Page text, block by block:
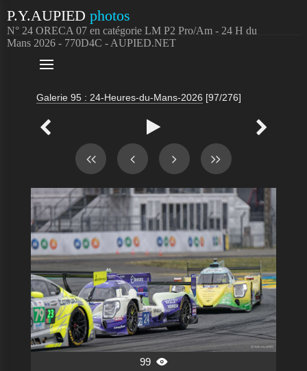
P.Y.AUPIED photos
N° 24 ORECA 07 en catégorie LM P2 Pro/Am - 24 H du
Mans 2026 - 770D4C - AUPIED.NET

Galerie 95 : 24-Heures-du-Mans-2026 [97/276]
  
99 